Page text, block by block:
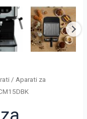
/ Aparati za